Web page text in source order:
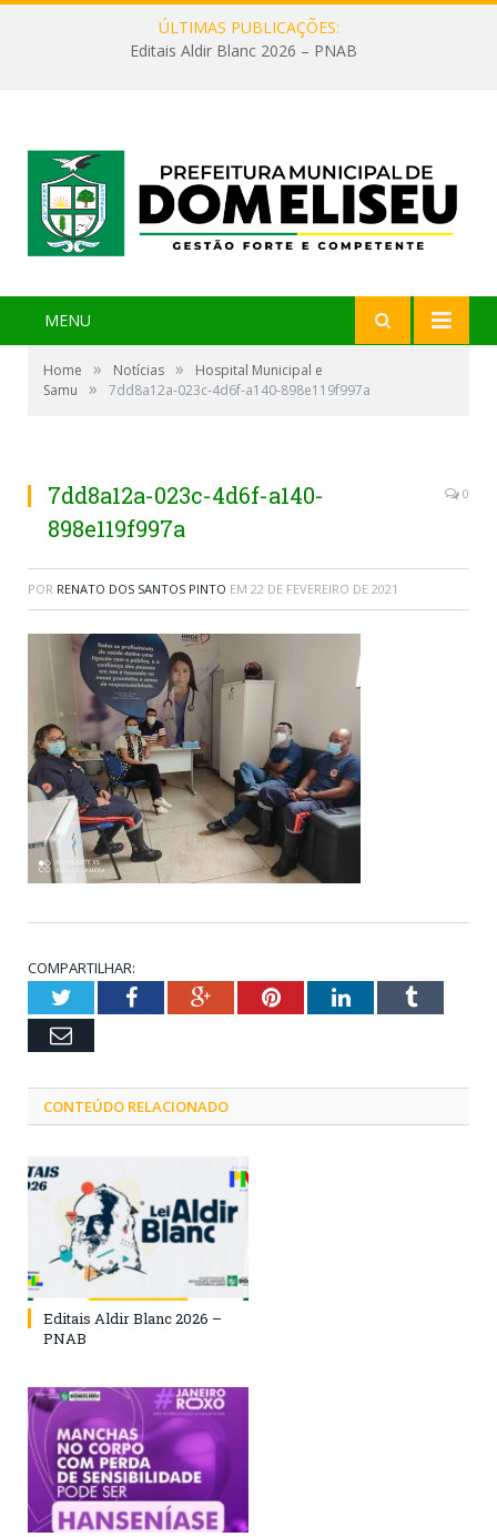
ÚLTIMAS PUBLICAÇÕES:
Editais Aldir Blanc 2026 – PNAB
MENU
Home » Notícias »
Hospital Municipal e
Samu
» 7dd8a12a-023c-4d6f-a140-898e119f997a
7dd8a12a-023c-4d6f-a140-
898e119f997a
0
POR RENATO DOS SANTOS PINTO EM 22 DE FEVEREIRO DE 2021
COMPARTILHAR:
TwitterFacebookGoogle+PinterestLinkedInTumblr
Email
CONTEÚDO RELACIONADO
Editais Aldir Blanc 2026 –
PNAB